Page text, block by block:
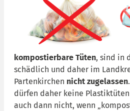
kompostierbare Tüten, sind in
schädlich und daher im
Partenkirchen nicht zugelassen
dürfen daher keine
auch dann nicht, wenn